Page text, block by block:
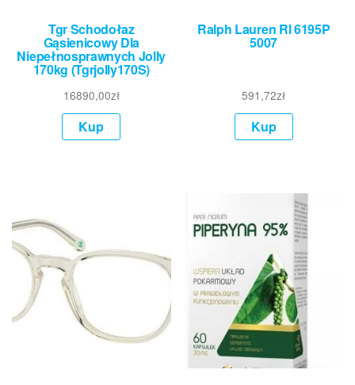
Tgr Schodołaz
Gąsienicowy Dla
Niepełnosprawnych Jolly
170kg (Tgrjolly170S)
16890,00zł
Kup
Ralph Lauren Rl 6195P
5007
591,72zł
Kup